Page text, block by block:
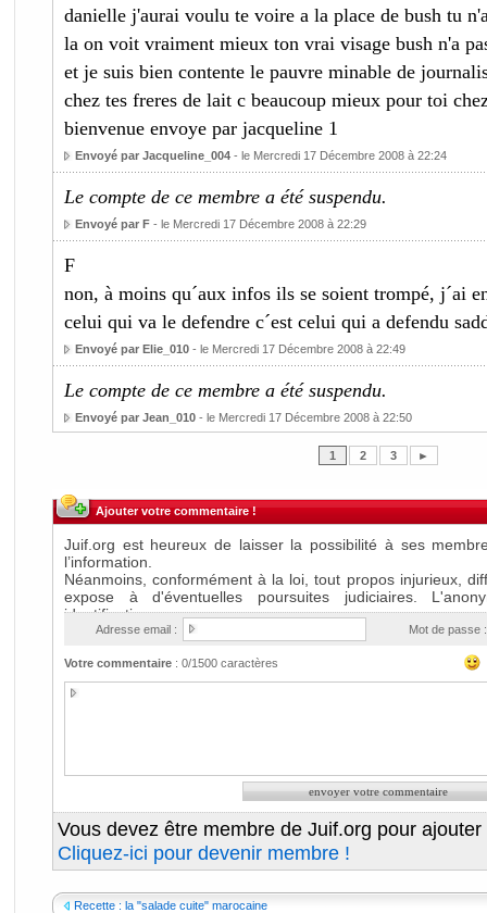
danielle j'aurai voulu te voire a la place de bush tu
la on voit vraiment mieux ton vrai visage bush n'a
et je suis bien contente le pauvre minable de
chez tes freres de lait c beaucoup mieux pour toi
bienvenue envoye par jacqueline 1
Envoyé par Jacqueline_004- le Mercredi 17 Décembre 2008 à 22:24
Le compte de ce membre a été suspendu.
Envoyé par F- le Mercredi 17 Décembre 2008 à 22:29
F
non, à moins qu´aux infos ils se soient trompé, j´ai
celui qui va le defendre c´est celui qui a defendu
Envoyé par Elie_010- le Mercredi 17 Décembre 2008 à 22:49
Le compte de ce membre a été suspendu.
Envoyé par Jean_010- le Mercredi 17 Décembre 2008 à 22:50
1 2 3 ►
Ajouter votre commentaire !
Adresse email : Mot de passe :
Votre commentaire: 0/1500 caractères
Vous devez être membre de Juif.org pour
Cliquez-ici pour devenir membre !
Recette : la "salade cuite" marocaine